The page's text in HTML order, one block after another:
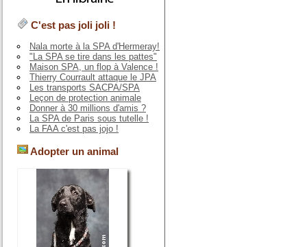
C'est pas joli joli !
Nala morte à la SPA d'Hermeray!
"La SPA se tire dans les pattes"
Maison SPA, un flop à Valence !
Thierry Courrault attaque le JPA
Les transports SACPA/SPA
Leçon de protection animale
Donner à 30 millions d'amis ?
La SPA de Paris sous tutelle !
La FAA c'est pas jojo !
Adopter un animal